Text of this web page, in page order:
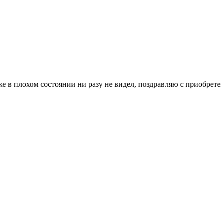
в плохом состоянии ни разу не видел, поздравляю с